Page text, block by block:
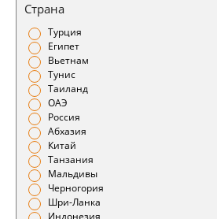
Братск
Брест
Бугульма
Бухара
Варшава
Великий Устюг
Витебск
Владивосток
Владикавказ
Владимир
Воронеж
Геленджик
Гомель
Горно-Алтайск
Грозный
Страна
Турция
Египет
Вьетнам
Тунис
Таиланд
ОАЭ
Россия
Абхазия
Китай
Танзания
Мальдивы
Черногория
Шри-Ланка
Индонезия